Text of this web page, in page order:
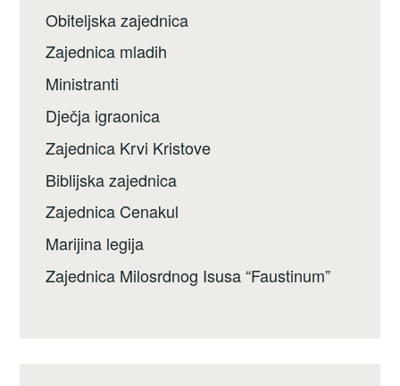
Obiteljska zajednica
Zajednica mladih
Ministranti
Dječja igraonica
Zajednica Krvi Kristove
Biblijska zajednica
Zajednica Cenakul
Marijina legija
Zajednica Milosrdnog Isusa “Faustinum”